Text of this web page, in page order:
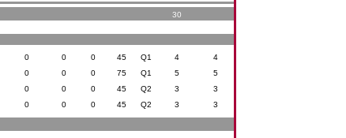
30
0 0 0 45 Q1 4 4
0 0 0 75 Q1 5 5
0 0 0 45 Q2 3 3
0 0 0 45 Q2 3 3